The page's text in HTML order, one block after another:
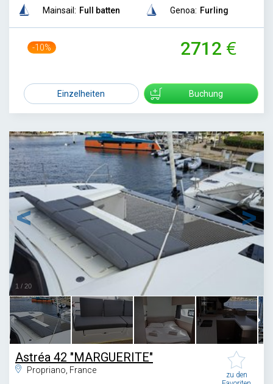
Mainsail: Full batten
Genoa: Furling
-10% 2712
Einzelheiten Buchung
1 / 20
Astréa 42 "MARGUERITE"
Propriano, France
zu den